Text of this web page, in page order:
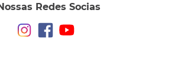
Redes Socias